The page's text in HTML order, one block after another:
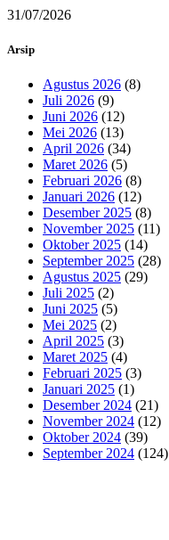
31/07/2026
Arsip
Agustus 2026 (8)
Juli 2026 (9)
Juni 2026 (12)
Mei 2026 (13)
April 2026 (34)
Maret 2026 (5)
Februari 2026 (8)
Januari 2026 (12)
Desember 2025 (8)
November 2025 (11)
Oktober 2025 (14)
September 2025 (28)
Agustus 2025 (29)
Juli 2025 (2)
Juni 2025 (5)
Mei 2025 (2)
April 2025 (3)
Maret 2025 (4)
Februari 2025 (3)
Januari 2025 (1)
Desember 2024 (21)
November 2024 (12)
Oktober 2024 (39)
September 2024 (124)